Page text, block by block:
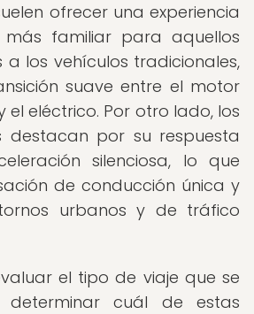
ofrecer una experiencia
familiar para aquellos
los vehículos tradicionales,
suave entre el motor
el eléctrico. Por otro lado, los
destacan por su respuesta
silenciosa, lo que
de conducción única y
urbanos y de tráfico
el tipo de viaje que se
determinar cuál de estas